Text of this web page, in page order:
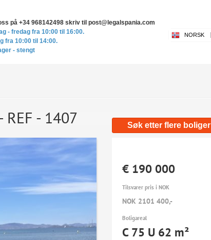
på +34 968142498 skriv til post@legalspania.com
- fredag ​​fra 10:00 til 16:00.
fra 10:00 til 14:00.
- stengt
NORSK
REF - 1407 Søk etter flere boliger
€ 190 000
Tilsvarer pris i NOK
NOK 2101 400,-
Boligareal
C 75 U 62 m²